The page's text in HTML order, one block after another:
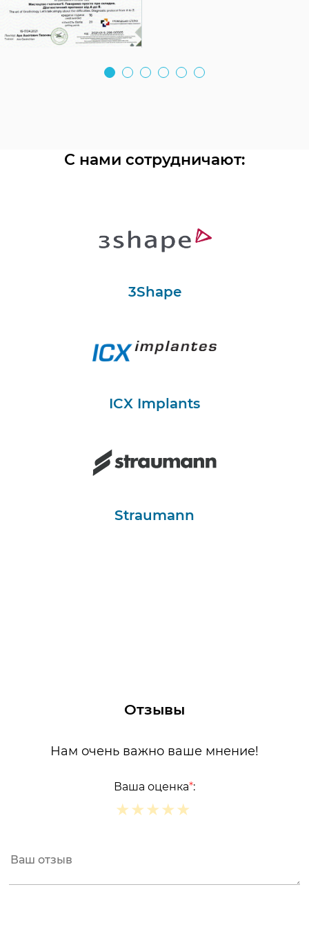
С нами сотрудничают:
3Shape
ICX Implants
Straumann
Отзывы
Нам очень важно ваше мнение!
Ваша оценка*:
★
★★
★★★
★★★★
★★★★★